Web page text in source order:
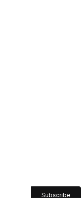
Subscribe